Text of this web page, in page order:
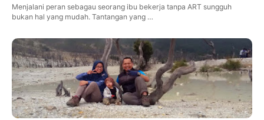
Menjalani peran sebagau seorang ibu bekerja tanpa ART sungguh
bukan hal yang mudah. Tantangan yang …